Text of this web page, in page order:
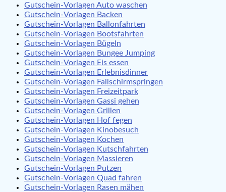
Gutschein-Vorlagen Auto waschen
Gutschein-Vorlagen Backen
Gutschein-Vorlagen Ballonfahrten
Gutschein-Vorlagen Bootsfahrten
Gutschein-Vorlagen Bügeln
Gutschein-Vorlagen Bungee Jumping
Gutschein-Vorlagen Eis essen
Gutschein-Vorlagen Erlebnisdinner
Gutschein-Vorlagen Fallschirmspringen
Gutschein-Vorlagen Freizeitpark
Gutschein-Vorlagen Gassi gehen
Gutschein-Vorlagen Grillen
Gutschein-Vorlagen Hof fegen
Gutschein-Vorlagen Kinobesuch
Gutschein-Vorlagen Kochen
Gutschein-Vorlagen Kutschfahrten
Gutschein-Vorlagen Massieren
Gutschein-Vorlagen Putzen
Gutschein-Vorlagen Quad fahren
Gutschein-Vorlagen Rasen mähen